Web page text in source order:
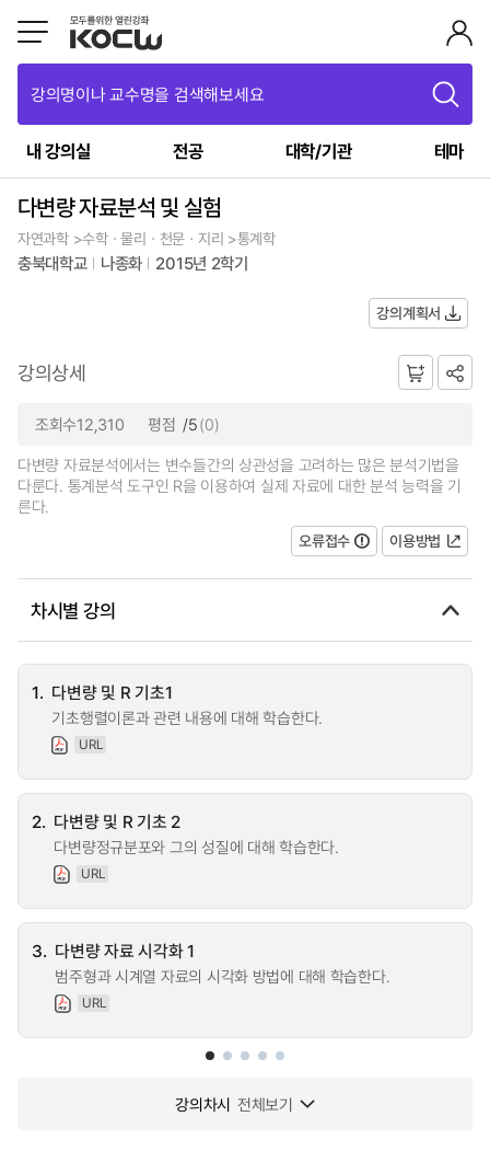
강의명이나 교수명을 검색해보세요
내 강의실 전공 대학/기관 테마
다변량 자료분석 및 실험
자연과학 >수학ㆍ물리ㆍ천문ㆍ지리 >통계학
충북대학교 나종화 2015년 2학기
강의계획서
강의상세
조회수12,310 평점 /5(0)
다변량 자료분석에서는 변수들간의 상관성을 고려하는 많은 분석기법을
다룬다. 통계분석 도구인 R을 이용하여 실제 자료에 대한 분석 능력을 기
른다.
오류접수
이용방법
차시별 강의
1. 다변량 및 R 기초1
기초행렬이론과 관련 내용에 대해 학습한다.
URL
2. 다변량 및 R 기초 2
다변량정규분포와 그의 성질에 대해 학습한다.
URL
3. 다변량 자료 시각화 1
범주형과 시계열 자료의 시각화 방법에 대해 학습한다.
URL
강의차시 전체보기